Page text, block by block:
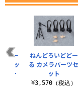
どー
セッ
ダー
ねんどろいどどー
る カメラパーツセ
ット
¥3,570（税込）